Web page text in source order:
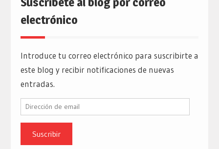
electrónico
Introduce tu correo electrónico para suscribirte a
este blog y recibir notificaciones de nuevas
entradas.
Dirección
email